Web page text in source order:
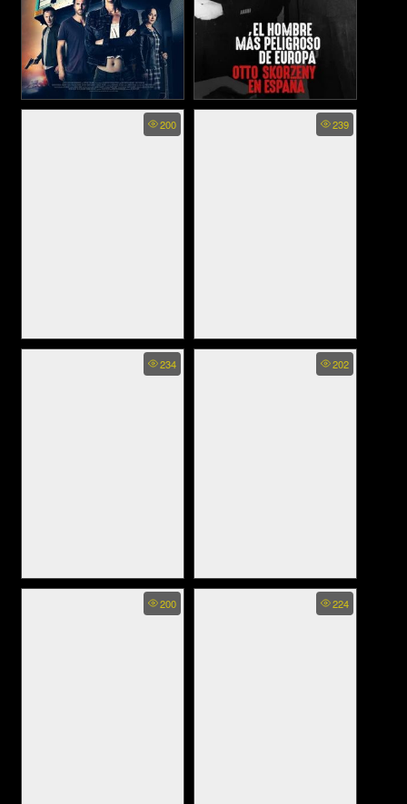
She Inherited Danger - ชี อิน
เฮอริทิด แดนเจอร์ (2023)
Europes Most Dangerous
Man Otto Skorzeny in Spain
200
Danger on Party Island - แดน
เจอร์ ออน ปาร์ตี้ ไอแลนด์
239
The Danger Next Door (2021)
234
Dangerous (2021)
202
Dangerous Boys - วัยเป้งง
นักเลงขาสั้น (2014)
200 224